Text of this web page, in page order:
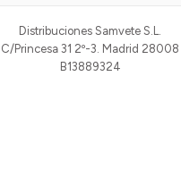
Distribuciones Samvete S.L.
C/Princesa 31 2º-3. Madrid 28008
B13889324